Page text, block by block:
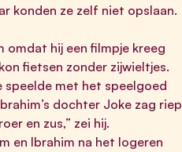
konden ze zelf niet opslaan.
omdat hij een filmpje kreeg
fietsen zonder zijwieltjes.
speelde met het speelgoed
dochter Joke zag riep
en zus,” zei hij.
en Ibrahim na het logeren